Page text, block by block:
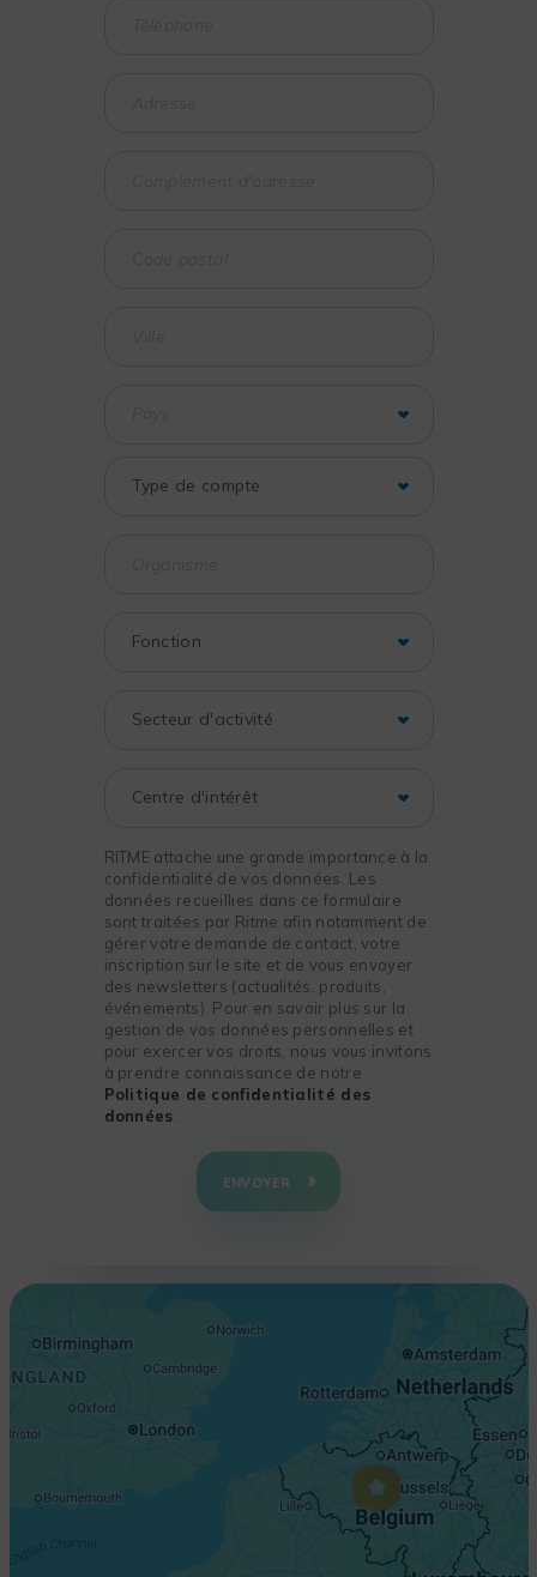
RITME attache une grande importance à la
confidentialité de vos données. Les
données recueillies dans ce formulaire
sont traitées par Ritme afin notamment de
gérer votre demande de contact, votre
inscription sur le site et de vous envoyer
des newsletters (actualités, produits,
événements). Pour en savoir plus sur la
gestion de vos données personnelles et
pour exercer vos droits, nous vous invitons
à prendre connaissance de notre
Politique de confidentialité des
données
ENVOYER